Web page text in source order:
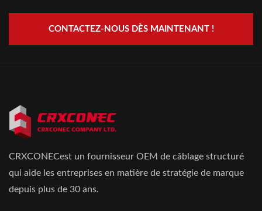
CONTACTEZ-NOUS DÈS MAINTENANT !
CRXCONECest un fournisseur OEM de câblage structuré
qui aide les entreprises en matière de stratégie de marque
depuis plus de 30 ans.